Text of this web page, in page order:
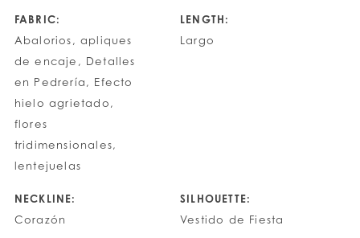
FABRIC:
Abalorios, apliques
de encaje, Detalles
en Pedrería, Efecto
hielo agrietado,
flores
tridimensionales,
lentejuelas
LENGTH:
Largo
NECKLINE:
Corazón
SILHOUETTE:
Vestido de Fiesta